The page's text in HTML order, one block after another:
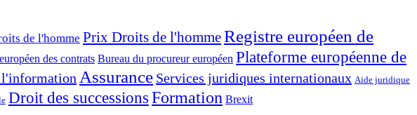
de l'homme Prix Droits de l'hommeRegistre européen de
des contrats Bureau du procureur européen Plateforme européenne de
l'information Assurance Services juridiques internationaux Aide juridique
Droit des successions Formation Brexit